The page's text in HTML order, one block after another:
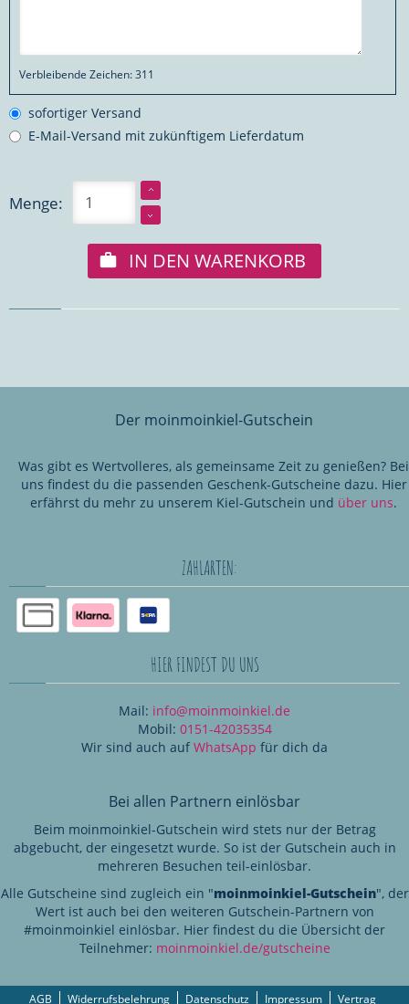
Verbleibende Zeichen:311
sofortiger Versand
E-Mail-Versand mit zukünftigem Lieferdatum
Menge:
IN DEN WARENKORB
Der moinmoinkiel-Gutschein
Was gibt es Wertvolleres, als gemeinsame Zeit zu genießen? Bei
uns findest du die passenden Geschenk-Gutscheine dazu. Hier
erfährst du mehr zu unserem Kiel-Gutschein und über uns.
ZAHLARTEN:
HIER FINDEST DU UNS
Mail: info@moinmoinkiel.de
Mobil: 0151-42035354
Wir sind auch auf WhatsApp für dich da
Bei allen Partnern einlösbar
Beim moinmoinkiel-Gutschein wird stets nur der Betrag
abgebucht, der eingesetzt wurde. So ist der Gutschein auch in
mehreren Besuchen teil-einlösbar.
Alle Gutscheine sind zugleich ein "moinmoinkiel-Gutschein", der
Wert ist auch bei den weiteren Gutschein-Partnern von
#moinmoinkiel einlösbar. Hier findest du die Übersicht der
Teilnehmer: moinmoinkiel.de/gutscheine
AGB Widerrufsbelehrung Datenschutz Impressum Vertrag